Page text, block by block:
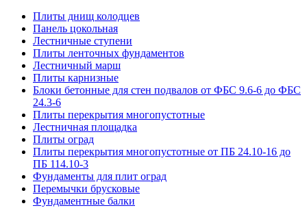
Плиты днищ колодцев
Панель цокольная
Лестничные ступени
Плиты ленточных фундаментов
Лестничный марш
Плиты карнизные
Блоки бетонные для стен подвалов от ФБС 9.6-6 до ФБС
24.3-6
Плиты перекрытия многопустотные
Лестничная площадка
Плиты оград
Плиты перекрытия многопустотные от ПБ 24.10-16 до
ПБ 114.10-3
Фундаменты для плит оград
Перемычки брусковые
Фундаментные балки